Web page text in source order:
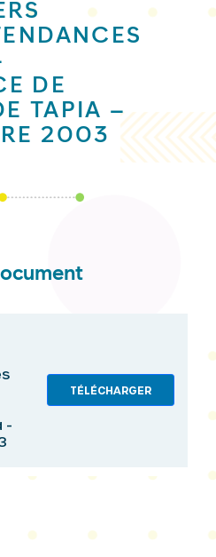
DE
TAPIA –
2003
-
TÉLÉCHARGER